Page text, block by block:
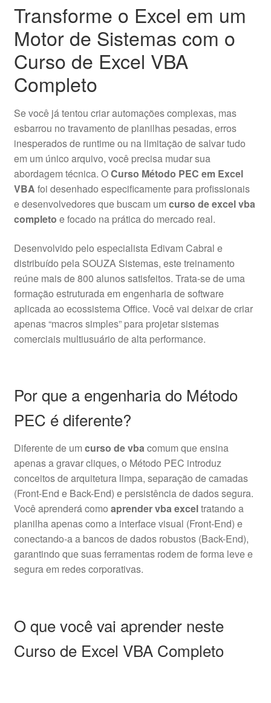
Transforme o Excel em um
Motor de Sistemas com o
Curso de Excel VBA
Completo
Se você já tentou criar automações complexas, mas
esbarrou no travamento de planilhas pesadas, erros
inesperados de runtime ou na limitação de salvar tudo
em um único arquivo, você precisa mudar sua
abordagem técnica. OCurso Método PEC em Excel
VBA foi desenhado especificamente para profissionais
e desenvolvedores que buscam um curso de excel vba
completo e focado na prática do mercado real.
Desenvolvido pelo especialista Edivam Cabral e
distribuído pela SOUZA Sistemas, este treinamento
reúne mais de 800 alunos satisfeitos. Trata-se de uma
formação estruturada em engenharia de software
aplicada ao ecossistema Office. Você vai deixar de criar
apenas “macros simples” para projetar sistemas
comerciais multiusuário de alta performance.
Por que a engenharia do Método
PEC é diferente?
Diferente de um curso de vbacomum que ensina
apenas a gravar cliques, o Método PEC introduz
conceitos de arquitetura limpa, separação de camadas
(Front-End e Back-End) e persistência de dados segura.
Você aprenderá como aprender vba exceltratando a
planilha apenas como a interface visual (Front-End) e
conectando-a a bancos de dados robustos (Back-End),
garantindo que suas ferramentas rodem de forma leve e
segura em redes corporativas.
O que você vai aprender neste
Curso de Excel VBA Completo